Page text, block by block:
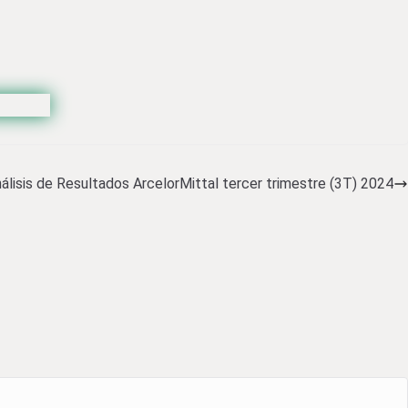
de Resultados ArcelorMittal tercer trimestre (3T) 2024